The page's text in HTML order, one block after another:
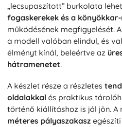
„lecsupaszított” burkolata
fogaskerekek és a
működésének megfigyelését.
a modell valóban elindul, és
élményt kínál, beleértve az
hátramenetet.
A készlet része a részletes
oldalakkal és praktikus
történő kiállításhoz is jól jön. A
méteres pályaszakasz